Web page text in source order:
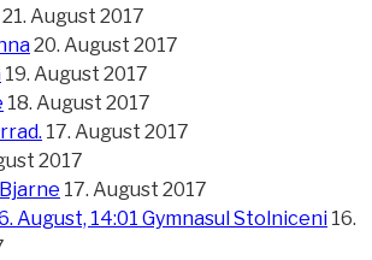
21. August 2017
20. August 2017
19. August 2017
18. August 2017
17. August 2017
2017
17. August 2017
August, 14:01 Gymnasul Stolniceni 16.